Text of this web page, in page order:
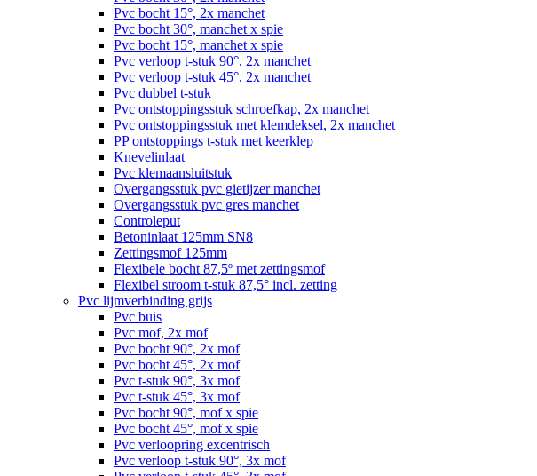
Pvc bocht 15°, 2x manchet
Pvc bocht 30°, manchet x spie
Pvc bocht 15°, manchet x spie
Pvc verloop t-stuk 90°, 2x manchet
Pvc verloop t-stuk 45°, 2x manchet
Pvc dubbel t-stuk
Pvc ontstoppingsstuk schroefkap, 2x manchet
Pvc ontstoppingsstuk met klemdeksel, 2x manchet
PP ontstoppings t-stuk met keerklep
Knevelinlaat
Pvc klemaansluitstuk
Overgangsstuk pvc gietijzer manchet
Overgangsstuk pvc gres manchet
Controleput
Betoninlaat 125mm SN8
Zettingsmof 125mm
Flexibele bocht 87,5º met zettingsmof
Flexibel stroom t-stuk 87,5° incl. zetting
Pvc lijmverbinding grijs
Pvc buis
Pvc mof, 2x mof
Pvc bocht 90°, 2x mof
Pvc bocht 45°, 2x mof
Pvc t-stuk 90°, 3x mof
Pvc t-stuk 45°, 3x mof
Pvc bocht 90°, mof x spie
Pvc bocht 45°, mof x spie
Pvc verloopring excentrisch
Pvc verloop t-stuk 90°, 3x mof